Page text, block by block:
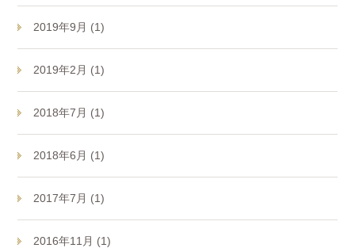
2019年9月 (1)
2019年2月 (1)
2018年7月 (1)
2018年6月 (1)
2017年7月 (1)
2016年11月 (1)